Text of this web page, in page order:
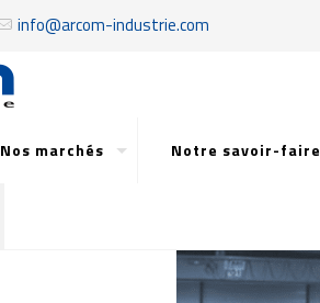
info@arcom-industrie.com
Nos marchés Notre savoir-faire